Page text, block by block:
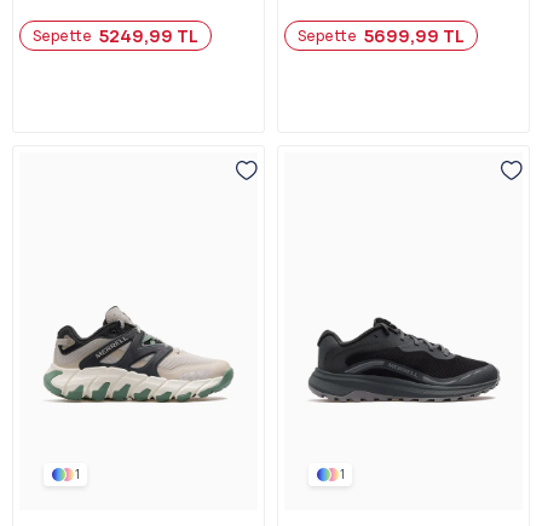
Sepette 5249,99 TL Sepette 5699,99 TL
1 1